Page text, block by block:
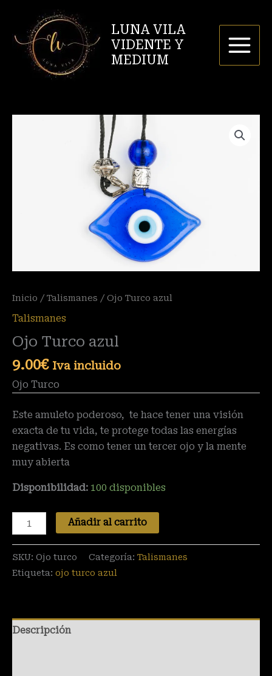
contenido
LUNA VILA
VIDENTE Y
MEDIUM
Inicio /Talismanes / Ojo Turco azul
Talismanes
Ojo Turco azul
9.00€ Iva incluido
Ojo Turco
Este amuleto poderoso, te hace tener una visión
exacta de tu vida, te protege todas las energías
negativas. Es como tener un tercer ojo y la mente
muy abierta
Disponibilidad: 100 disponibles
Añadir al carrito
SKU: Ojo turco Categoría: Talismanes
Etiqueta: ojo turco azul
Descripción